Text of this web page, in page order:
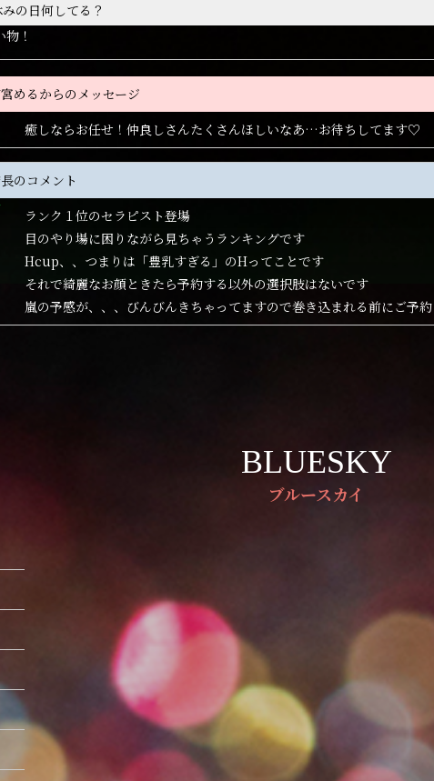
みの日何してる？
物！
めるからのメッセージ
癒しならお任せ！仲良しさんたくさんほしいなあ…お待ちしてます♡
のコメント
ランク１位のセラピスト登場
目のやり場に困りながら見ちゃうランキングです
Hcup、、つまりは「豊乳すぎる」のHってことです
それで綺麗なお顔ときたら予約する以外の選択肢はないです
嵐の予感が、、、びんびんきちゃってますので巻き込まれる前にご予約
BLUESKY
ブルースカイ